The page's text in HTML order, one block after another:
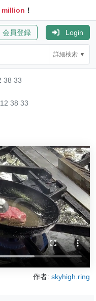
million ！
会員登録 Login
詳細検索 ▼
38 33
38 33
作者: skyhigh.ring